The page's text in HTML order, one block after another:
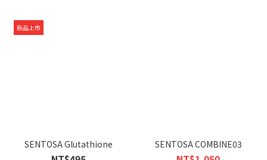
新品上市
SENTOSA Glutathione SENTOSA COMBINE03